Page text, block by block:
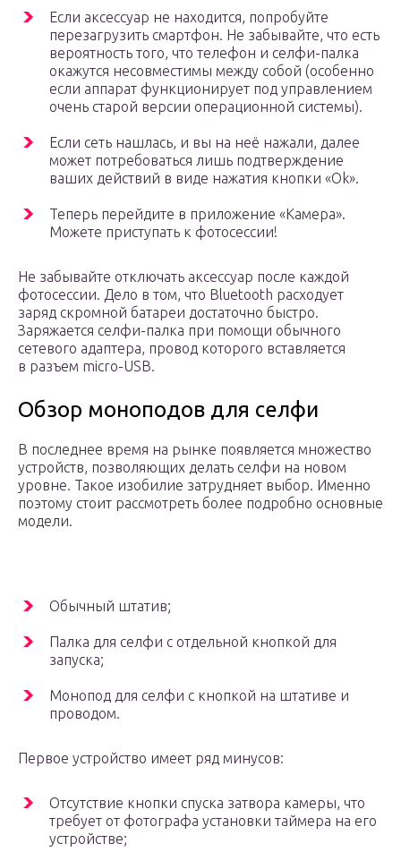
Если аксессуар не находится, попробуйте
перезагрузить смартфон. Не забывайте, что есть
вероятность того, что телефон и селфи-палка
окажутся несовместимы между собой (особенно
если аппарат функционирует под управлением
очень старой версии операционной системы).
Если сеть нашлась, и вы на неё нажали, далее
может потребоваться лишь подтверждение
ваших действий в виде нажатия кнопки «Ok».
Теперь перейдите в приложение «Камера».
Можете приступать к фотосессии!
Не забывайте отключать аксессуар после каждой
фотосессии. Дело в том, что Bluetooth расходует
заряд скромной батареи достаточно быстро.
Заряжается селфи-палка при помощи обычного
сетевого адаптера, провод которого вставляется
в разъем micro-USB.
Обзор моноподов для селфи
В последнее время на рынке появляется множество
устройств, позволяющих делать селфи на новом
уровне. Такое изобилие затрудняет выбор. Именно
поэтому стоит рассмотреть более подробно основные
модели.
Обычный штатив;
Палка для селфи с отдельной кнопкой для
запуска;
Монопод для селфи с кнопкой на штативе и
проводом.
Первое устройство имеет ряд минусов:
Отсутствие кнопки спуска затвора камеры, что
требует от фотографа установки таймера на его
устройстве;